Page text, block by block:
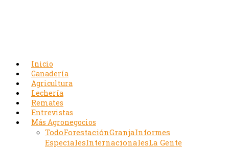
Inicio
Ganadería
Agricultura
Lechería
Remates
Entrevistas
Más Agronegocios
TodoForestaciónGranjaInformes
EspecialesInternacionalesLa Gente